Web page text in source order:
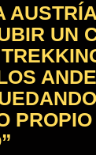
UN
PROPIO